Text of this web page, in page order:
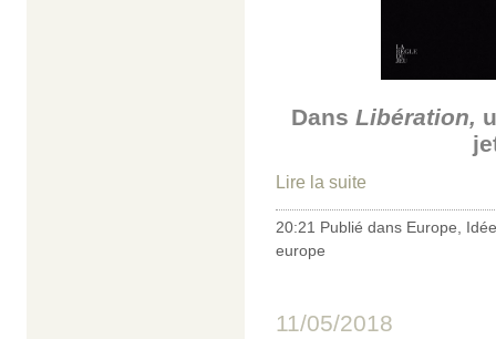
Dans Libération,
Lire la suite
20:21 Publié dans Europe
europe
11/05/2018